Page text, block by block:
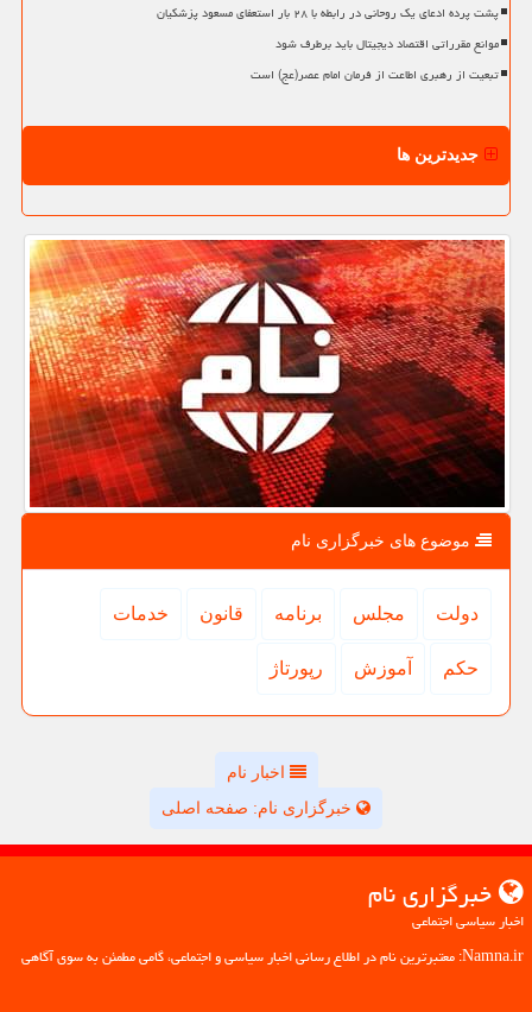
پشت پرده ادعای یک روحانی در رابطه با ۲۸ بار استعفای مسعود پزشکیان
موانع مقرراتی اقتصاد دیجیتال باید برطرف شود
تبعیت از رهبری اطاعت از فرمان امام عصر(عج) است
جدیدترین ها
موضوع های خبرگزاری نام
دولت مجلس برنامه قانون خدمات
حكم آموزش رپورتاژ
اخبار نام
خبرگزاری نام: صفحه اصلی
خبرگزاری نام
اخبار سیاسی اجتماعی
Namna.ir: معتبرترین نام در اطلاع رسانی اخبار سیاسی و اجتماعی، گامی مطمئن به سوی آگاهی